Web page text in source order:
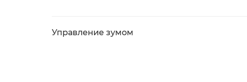
Управление зумом